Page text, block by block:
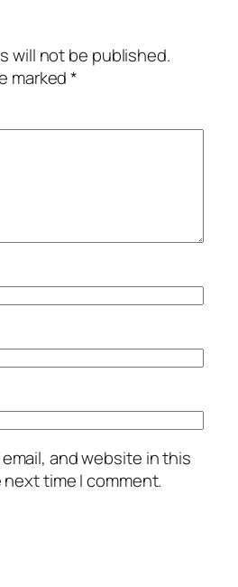
will not be published.
marked*
and website in this
time I comment.